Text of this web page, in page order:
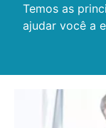
Temos as
ajudar você a